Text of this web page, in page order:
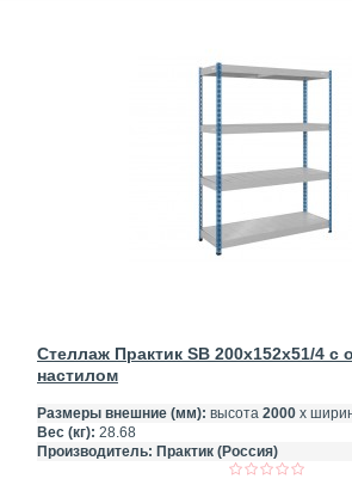
Стеллаж Практик SB 200x152x51/4 c
настилом
Размеры внешние (мм): высота 2000 х
Вес (кг): 28.68
Производитель: Практик (Россия)